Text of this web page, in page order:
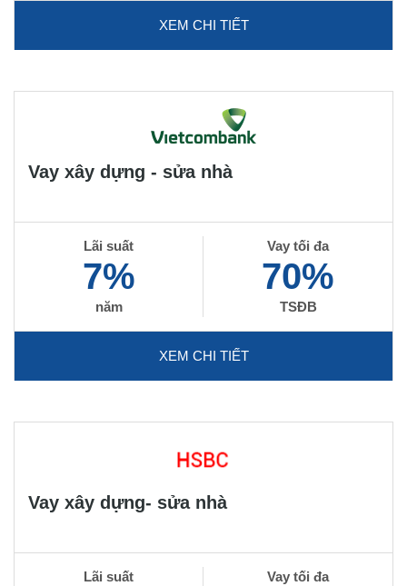
XEM CHI TIẾT
Vay xây dựng - sửa nhà
Lãi suất
7%
năm
Vay tối đa
70%
TSĐB
XEM CHI TIẾT
Vay xây dựng- sửa nhà
Lãi suất Vay tối đa